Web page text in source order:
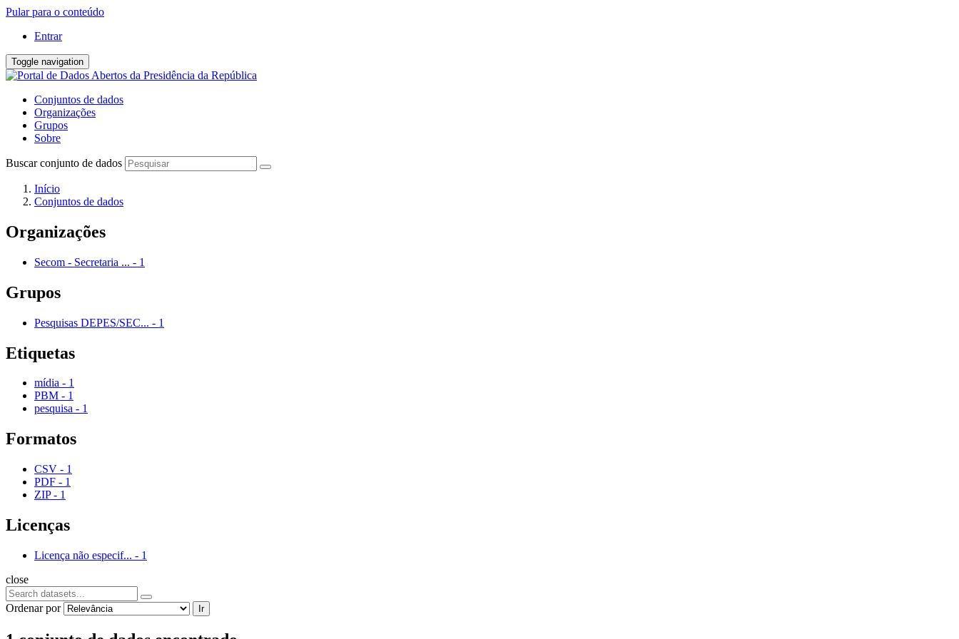
Pular para o conteúdo
Entrar
Toggle navigation
Conjuntos de dados
Organizações
Grupos
Sobre
Buscar conjunto de dados
Início
Conjuntos de dados
Organizações
Secom - Secretaria ... - 1
Grupos
Pesquisas DEPES/SEC... - 1
Etiquetas
mídia - 1
PBM - 1
pesquisa - 1
Formatos
CSV - 1
PDF - 1
ZIP - 1
Licenças
Licença não especif... - 1
close
Ordenar por Ir